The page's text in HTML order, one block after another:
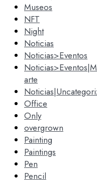
Museos
NFT
Night
Noticias
Noticias>Eventos
arte
Office
Only
overgrown
Painting
Paintings
Pen
Pencil